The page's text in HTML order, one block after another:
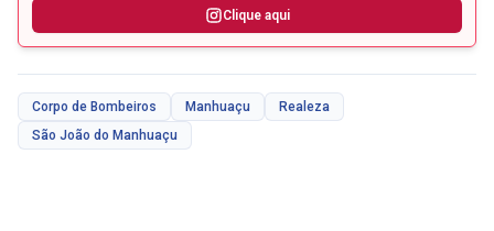
Clique aqui
Corpo de Bombeiros Manhuaçu
Realeza
São João do Manhuaçu